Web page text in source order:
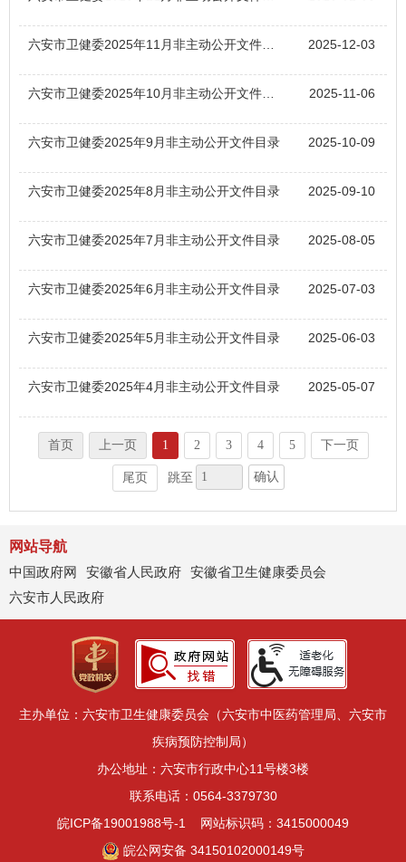
2025-12-03
2025-11-06
六安市卫健委2025年9月非主动公开文件目录 2025-10-09
六安市卫健委2025年8月非主动公开文件目录 2025-09-10
六安市卫健委2025年7月非主动公开文件目录 2025-08-05
六安市卫健委2025年6月非主动公开文件目录 2025-07-03
六安市卫健委2025年5月非主动公开文件目录 2025-06-03
六安市卫健委2025年4月非主动公开文件目录 2025-05-07
首页 上一页 1 2 3 4 5 下一页
尾页 跳至 确认
网站导航
中国政府网
安徽省人民政府 安徽省卫生健康委员会
六安市人民政府
主办单位：六安市卫生健康委员会（六安市中医药管理局、六安市
疾病预防控制局）
办公地址：六安市行政中心11号楼3楼
联系电话：0564-3379730
皖ICP备19001988号-1
网站标识码：3415000049
皖公网安备 34150102000149号